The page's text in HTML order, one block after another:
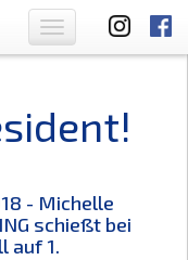
Toggle
navigation
- Michelle
schießt bei
auf 1.